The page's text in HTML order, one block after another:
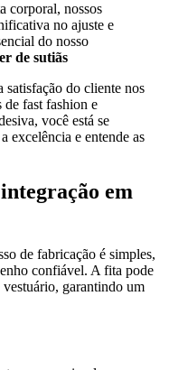
corporal, nossos
no ajuste e
do nosso
de sutiãs
satisfação do cliente nos
de fast fashion e
você está se
excelência e entende as
em
de fabricação é simples,
confiável. A fita pode
vestuário, garantindo um